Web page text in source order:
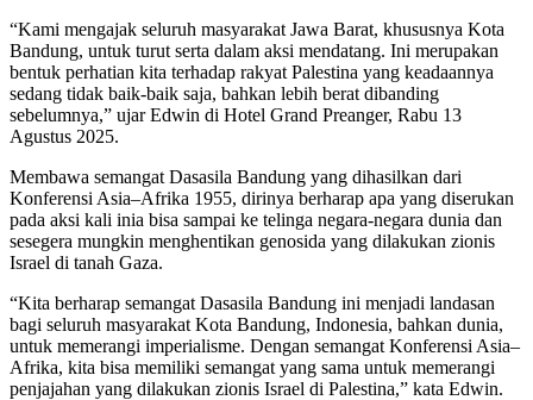
“Kami mengajak seluruh masyarakat Jawa Barat, khususnya Kota
Bandung, untuk turut serta dalam aksi mendatang. Ini merupakan
bentuk perhatian kita terhadap rakyat Palestina yang keadaannya
sedang tidak baik-baik saja, bahkan lebih berat dibanding
sebelumnya,” ujar Edwin di Hotel Grand Preanger, Rabu 13
Agustus 2025.
Membawa semangat Dasasila Bandung yang dihasilkan dari
Konferensi Asia–Afrika 1955, dirinya berharap apa yang diserukan
pada aksi kali inia bisa sampai ke telinga negara-negara dunia dan
sesegera mungkin menghentikan genosida yang dilakukan zionis
Israel di tanah Gaza.
“Kita berharap semangat Dasasila Bandung ini menjadi landasan
bagi seluruh masyarakat Kota Bandung, Indonesia, bahkan dunia,
untuk memerangi imperialisme. Dengan semangat Konferensi Asia–
Afrika, kita bisa memiliki semangat yang sama untuk memerangi
penjajahan yang dilakukan zionis Israel di Palestina,” kata Edwin.